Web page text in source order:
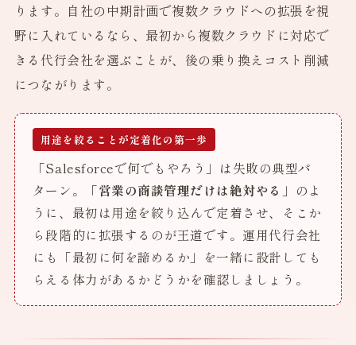
ります。自社の中期計画で複数クラウドへの拡張を視
野に入れているなら、最初から複数クラウドに対応で
きる代行会社を選ぶことが、後の乗り換えコスト削減
につながります。
用途を絞ることが定着化の第一歩
「Salesforceで何でもやろう」は失敗の典型パ
ターン。
「営業の商談管理だけは絶対やる」 のよ
うに、最初は用途を絞り込んで定着させ、そこか
ら段階的に拡張するのが王道です。運用代行会社
にも「最初に何を諦めるか」を一緒に設計しても
らえる体力があるかどうかを確認しましょう。